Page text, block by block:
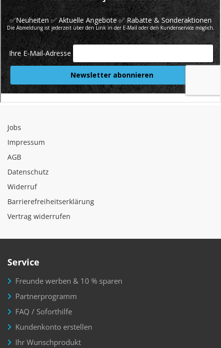
Jobs
Impressum
AGB
Datenschutz
Widerruf
Barrierefreiheitserklärung
Vertrag widerrufen
Service
Freunde werben & 10 % sparen
Partnerprogramm
FAQ / Soforthilfe
Kundenkonto erstellen
Ihr Wunschprodukt